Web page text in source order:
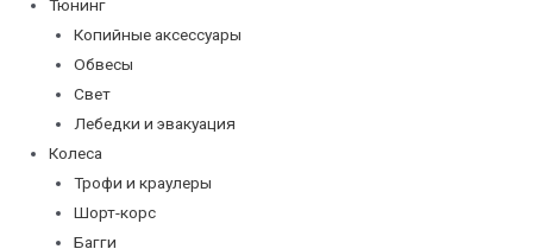
Тюнинг
Копийные аксессуары
Обвесы
Свет
Лебедки и эвакуация
Колеса
Трофи и краулеры
Шорт-корс
Багги